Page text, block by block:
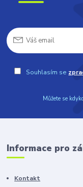
Souhlasím se
Můžete se
Informace pro
Kontakt